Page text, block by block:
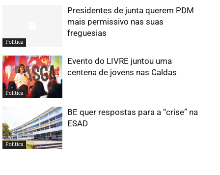
Política
Presidentes de junta querem PDM
mais permissivo nas suas
freguesias
Política
Evento do LIVRE juntou uma
centena de jovens nas Caldas
Política
BE quer respostas para a “crise” na
ESAD